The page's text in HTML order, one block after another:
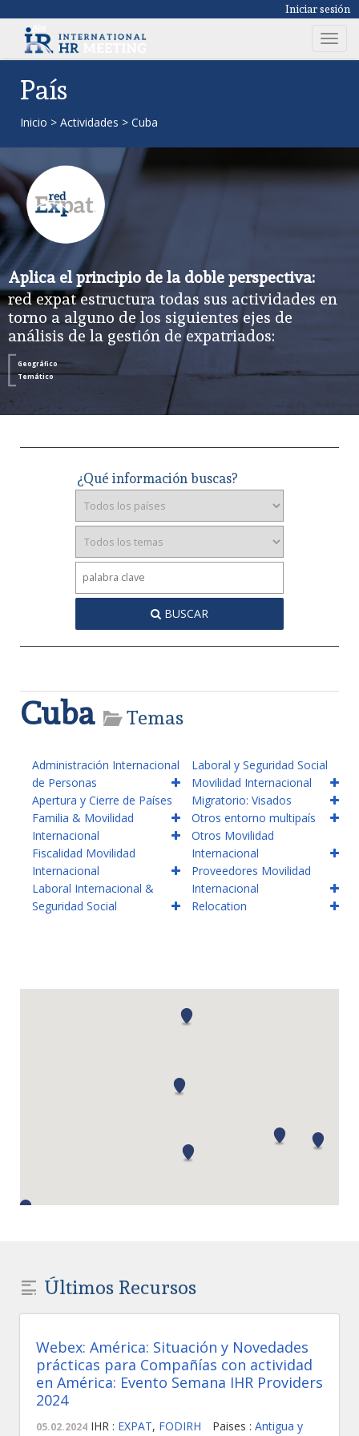
Iniciar sesión
T
o
n
o
País
Inicio > Actividades > Cuba
Aplica el principio de la doble perspectiva:
red expat estructura todas sus actividades en
torno a alguno de los siguientes ejes de
análisis de la gestión de expatriados:
Geográfico
Temático
¿Qué información buscas?
BUSCAR
Cuba Temas
Administración Internacional
de Personas
Apertura y Cierre de Países
Familia & Movilidad
Internacional
Fiscalidad Movilidad
Internacional
Laboral Internacional &
Seguridad Social
Laboral y Seguridad Social
Movilidad Internacional
Migratorio: Visados
Otros entorno multipaís
Otros Movilidad
Internacional
Proveedores Movilidad
Internacional
Relocation
Últimos Recursos
Webex: América: Situación y Novedades
prácticas para Compañías con actividad
en América: Evento Semana IHR Providers
2024
05.02.2024 IHR : EXPAT, FODIRH Paises : Antigua y